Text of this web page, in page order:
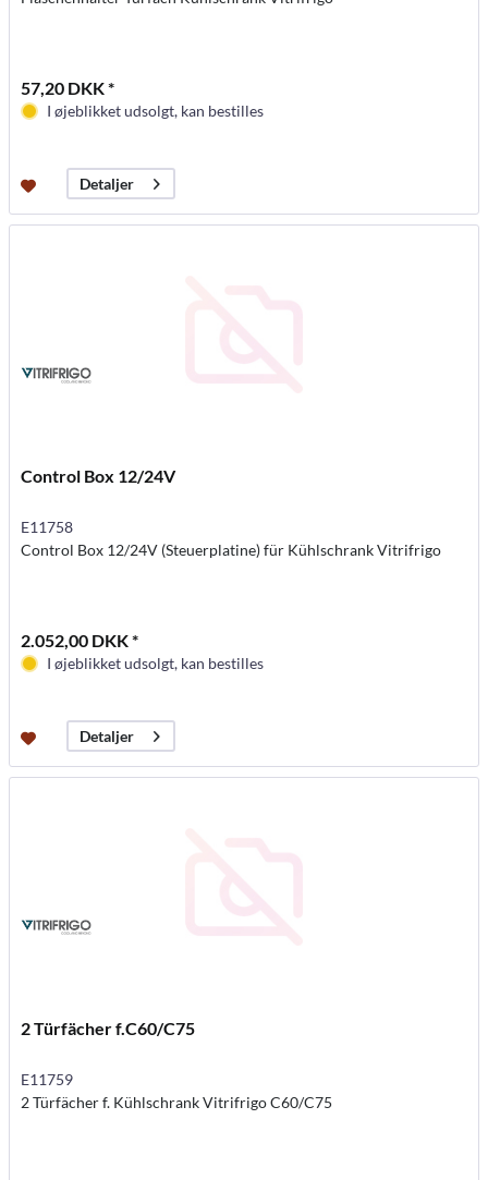
57,20 DKK *
I øjeblikket udsolgt, kan bestilles
Detaljer
Control Box 12/24V
E11758
Control Box 12/24V (Steuerplatine) für Kühlschrank Vitrifrigo
2.052,00 DKK *
I øjeblikket udsolgt, kan bestilles
Detaljer
2 Türfächer f.C60/C75
E11759
2 Türfächer f. Kühlschrank Vitrifrigo C60/C75